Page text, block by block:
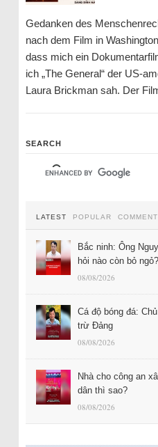
Gedanken des
nach dem Film in
dass mich ein
ich „The General“ der US-
Laura Brickman sah. Der
SEARCH
LATEST POPULAR
Bắc ninh: Ông
hỏi nào còn bỏ ngỏ?
08/08/2026
Cá độ bóng đá:
trừ Đảng
08/08/2026
Nhà cho công an
dân thì sao?
08/08/2026